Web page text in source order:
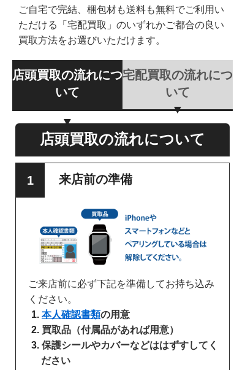
ご自宅で完結、梱包材も送料も無料でご利用い
ただける「宅配買取」のいずれかご都合の良い
買取方法をお選びいただけます。
店頭買取の流れにつ
いて
宅配買取の流れにつ
いて
店頭買取の流れについて
来店前の準備
ご来店前に必ず下記を準備してお持ち込み
ください。
本人確認書類の用意
買取品（付属品があれば用意）
保護シールやカバーなどははずすしてく
ださい